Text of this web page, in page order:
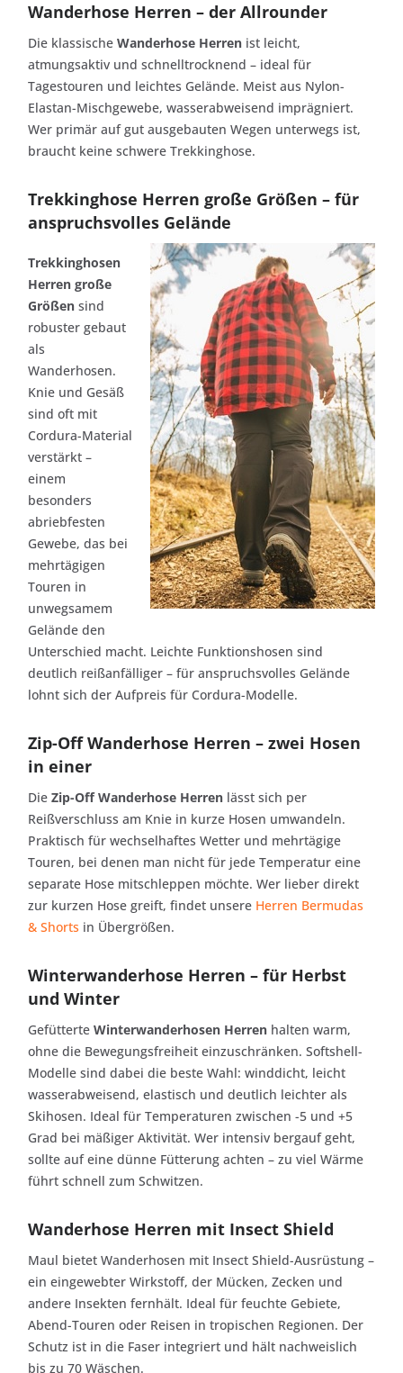
Wanderhose Herren – der Allrounder
Die klassische Wanderhose Herren ist leicht,
atmungsaktiv und schnelltrocknend – ideal für
Tagestouren und leichtes Gelände. Meist aus Nylon-
Elastan-Mischgewebe, wasserabweisend imprägniert.
Wer primär auf gut ausgebauten Wegen unterwegs ist,
braucht keine schwere Trekkinghose.
Trekkinghose Herren große Größen – für
anspruchsvolles Gelände
Trekkinghosen
Herren große
Größen sind
robuster gebaut
als
Wanderhosen.
Knie und Gesäß
sind oft mit
Cordura-Material
verstärkt –
einem
besonders
abriebfesten
Gewebe, das bei
mehrtägigen
Touren in
unwegsamem
Gelände den
Unterschied macht. Leichte Funktionshosen sind
deutlich reißanfälliger – für anspruchsvolles Gelände
lohnt sich der Aufpreis für Cordura-Modelle.
Zip-Off Wanderhose Herren – zwei Hosen
in einer
Die Zip-Off Wanderhose Herren lässt sich per
Reißverschluss am Knie in kurze Hosen umwandeln.
Praktisch für wechselhaftes Wetter und mehrtägige
Touren, bei denen man nicht für jede Temperatur eine
separate Hose mitschleppen möchte. Wer lieber direkt
zur kurzen Hose greift, findet unsere Herren Bermudas
& Shorts in Übergrößen.
Winterwanderhose Herren – für Herbst
und Winter
Gefütterte Winterwanderhosen Herren halten warm,
ohne die Bewegungsfreiheit einzuschränken. Softshell-
Modelle sind dabei die beste Wahl: winddicht, leicht
wasserabweisend, elastisch und deutlich leichter als
Skihosen. Ideal für Temperaturen zwischen -5 und +5
Grad bei mäßiger Aktivität. Wer intensiv bergauf geht,
sollte auf eine dünne Fütterung achten – zu viel Wärme
führt schnell zum Schwitzen.
Wanderhose Herren mit Insect Shield
Maul bietet Wanderhosen mit Insect Shield-Ausrüstung –
ein eingewebter Wirkstoff, der Mücken, Zecken und
andere Insekten fernhält. Ideal für feuchte Gebiete,
Abend-Touren oder Reisen in tropischen Regionen. Der
Schutz ist in die Faser integriert und hält nachweislich
bis zu 70 Wäschen.